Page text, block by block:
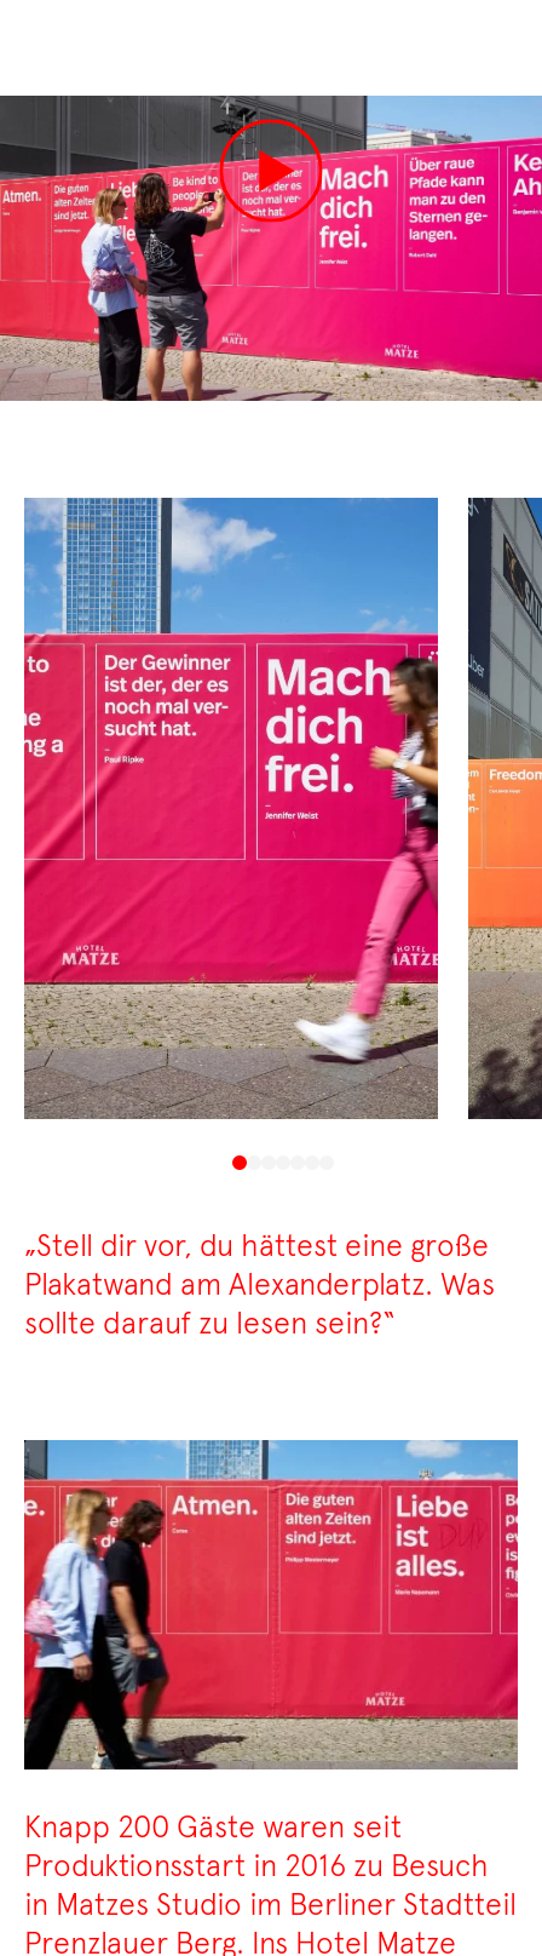
Abspielen
„Stell dir vor, du hättest eine große
Plakatwand am Alexanderplatz. Was
sollte darauf zu lesen sein?“
Knapp 200 Gäste waren seit
Produktionsstart in 2016 zu Besuch
in Matzes Studio im Berliner Stadtteil
Prenzlauer Berg. Ins Hotel Matze